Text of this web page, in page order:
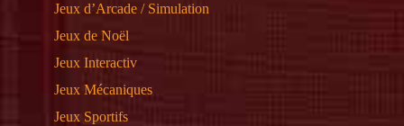
Jeux d’Arcade / Simulation
Jeux de Noël
Jeux Interactiv
Jeux Mécaniques
Jeux Sportifs